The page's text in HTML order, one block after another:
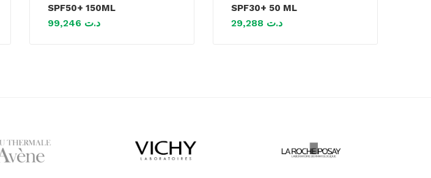
SPF50+ 150ML
د.ت
SPF30+ 50 ML
د.ت